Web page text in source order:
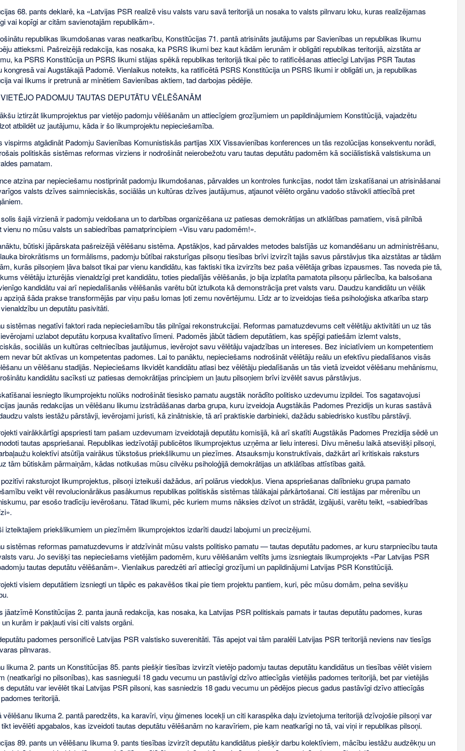
68. pants deklarē, ka «Latvijas PSR realizē visu valsts varu savā teritorijā un nosaka to valsts pilnvaru loku, kuras realizējamas
vai kopīgi ar citām savienotajām republikām».
republikas likumdošanas varas neatkarību, Konstitūcijas 71. pantā atrisināts jautājums par Savienības un republikas likumu
attieksmi. Pašreizējā redakcija, kas nosaka, ka PSRS likumi bez kaut kādām ierunām ir obligāti republikas teritorijā, aizstāta ar
ka PSRS Konstitūcija un PSRS likumi stājas spēkā republikas teritorijā tikai pēc to ratificēšanas attiecīgi Latvijas PSR Tautas
kongresā vai Augstākajā Padomē. Vienlaikus noteikts, ka ratificētā PSRS Konstitūcija un PSRS likumi ir obligāti un, ja republikas
vai likums ir pretrunā ar minētiem Savienības aktiem, tad darbojas pēdējie.
PADOMJU TAUTAS DEPUTĀTU VĒLĒŠANĀM
iztirzāt likumprojektus par vietējo padomju vēlēšanām un attiecīgiem grozījumiem un papildinājumiem Konstitūcijā, vajadzētu
atbildēt uz jautājumu, kāda ir šo likumprojektu nepieciešamība.
vispirms atgādināt Padomju Savienības Komunistiskās partijas XIX Vissavienības konferences un tās rezolūcijas konsekventu norādi,
politiskās sistēmas reformas virziens ir nodrošināt neierobežotu varu tautas deputātu padomēm kā sociālistiskā valstiskuma un
pamatam.
atzina par nepieciešamu nostiprināt padomju likumdošanas, pārvaldes un kontroles funkcijas, nodot tām izskatīšanai un atrisināšanai
valsts dzīves saimnieciskās, sociālās un kultūras dzīves jautājumus, atjaunot vēlēto orgānu vadošo stāvokli attiecībā pret
šajā virzienā ir padomju veidošana un to darbības organizēšana uz patiesas demokrātijas un atklātības pamatiem, visā pilnībā
vienu no mūsu valsts un sabiedrības pamatprincipiem «Visu varu padomēm!».
būtiski jāpārskata pašreizējā vēlēšanu sistēma. Apstākļos, kad pārvaldes metodes balstījās uz komandēšanu un administrēšanu,
birokrātisms un formālisms, padomju būtībai raksturīgas pilsoņu tiesības brīvi izvirzīt tajās savus pārstāvjus tika aizstātas ar tādām
kurās pilsoņiem ļāva balsot tikai par vienu kandidātu, kas faktiski tika izvirzīts bez paša vēlētāja gribas izpausmes. Tas noveda pie tā,
vēlētāju izturējās vienaldzīgi pret kandidātu, toties piedalījās vēlēšanās, jo bija izplatīta pamatota pilsoņu pārliecība, ka balsošana
kandidātu vai arī nepiedalīšanās vēlēšanās varētu būt iztulkota kā demonstrācija pret valsts varu. Daudzu kandidātu un vēlāk
apziņā šāda prakse transformējās par viņu pašu lomas ļoti zemu novērtējumu. Līdz ar to izveidojas tieša psiholoģiska atkarība starp
un deputātu pasivitāti.
sistēmas negatīvi faktori rada nepieciešamību tās pilnīgai rekonstrukcijai. Reformas pamatuzdevums celt vēlētāju aktivitāti un uz tās
uzlabot deputātu korpusa kvalitatīvo līmeni. Padomēs jābūt tādiem deputātiem, kas spējīgi patiešām izlemt valsts,
sociālās un kultūras celtniecības jautājumus, ievērojot savu vēlētāju vajadzības un intereses. Bez iniciatīviem un kompetentiem
nevar būt aktīvas un kompetentas padomes. Lai to panāktu, nepieciešams nodrošināt vēlētāju reālu un efektīvu piedalīšanos visās
un vēlēšanu stadijās. Nepieciešams likvidēt kandidātu atlasi bez vēlētāju piedalīšanās un tās vietā izveidot vēlēšanu mehānismu,
kandidātu sacīksti uz patiesas demokrātijas principiem un ļautu pilsoņiem brīvi izvēlēt savus pārstāvjus.
iesniegto likumprojektu nolūks nodrošināt tiesisko pamatu augstāk norādīto politisko uzdevumu izpildei. Tos sagatavojusi
jaunās redakcijas un vēlēšanu likumu izstrādāšanas darba grupa, kuru izveidoja Augstākās Padomes Prezidijs un kuras sastāvā
valsts iestāžu pārstāvji, ievērojami juristi, kā zinātniskie, tā arī praktiskie darbinieki, dažādu sabiedrisko kustību pārstāvji.
vairākkārtīgi apspriesti tam pašam uzdevumam izveidotajā deputātu komisijā, kā arī skatīti Augstākās Padomes Prezidija sēdē un
tautas apspriešanai. Republikas iedzīvotāji publicētos likumprojektus uzņēma ar lielu interesi. Divu mēnešu laikā atsevišķi pilsoņi,
kolektīvi atsūtīja vairākus tūkstošus priekšlikumu un piezīmes. Atsauksmju konstruktīvais, dažkārt arī kritiskais raksturs
tām būtiskām pārmaiņām, kādas notikušas mūsu cilvēku psiholoģijā demokrātijas un atklātības attīstības gaitā.
raksturojot likumprojektus, pilsoņi izteikuši dažādus, arī polārus viedokļus. Viena apspriešanas dalībnieku grupa pamato
veikt vēl revolucionārākus pasākumus republikas politiskās sistēmas tālākajai pārkārtošanai. Citi iestājas par mērenību un
par esošo tradīciju ievērošanu. Tātad likumi, pēc kuriem mums nāksies dzīvot un strādāt, izgājuši, varētu teikt, «sabiedrības
izteiktajiem priekšlikumiem un piezīmēm likumprojektos izdarīti daudzi labojumi un precizējumi.
sistēmas reformas pamatuzdevums ir atdzīvināt mūsu valsts politisko pamatu — tautas deputātu padomes, ar kuru starpniecību tauta
varu. Jo sevišķi tas nepieciešams vietējām padomēm, kuru vēlēšanām veltīts jums izsniegtais likumprojekts «Par Latvijas PSR
tautas deputātu vēlēšanām». Vienlaikus paredzēti arī attiecīgi grozījumi un papildinājumi Latvijas PSR Konstitūcijā.
visiem deputātiem izsniegti un tāpēc es pakavēšos tikai pie tiem projektu pantiem, kuri, pēc mūsu domām, pelna sevišķu
jāatzīmē Konstitūcijas 2. panta jaunā redakcija, kas nosaka, ka Latvijas PSR politiskais pamats ir tautas deputātu padomes, kuras
kurām ir pakļauti visi citi valsts orgāni.
padomes personificē Latvijas PSR valstisko suverenitāti. Tās apejot vai tām paralēli Latvijas PSR teritorijā neviens nav tiesīgs
pilnvaras.
likuma 2. pants un Konstitūcijas 85. pants piešķir tiesības izvirzīt vietējo padomju tautas deputātu kandidātus un tiesības vēlēt visiem
(neatkarīgi no pilsonības), kas sasnieguši 18 gadu vecumu un pastāvīgi dzīvo attiecīgās vietējās padomes teritorijā, bet par vietējās
deputātu var ievēlēt tikai Latvijas PSR pilsoni, kas sasniedzis 18 gadu vecumu un pēdējos piecus gadus pastāvīgi dzīvo attiecīgās
teritorijā.
vēlēšanu likuma 2. pantā paredzēts, ka karavīri, viņu ģimenes locekļi un citi karaspēka daļu izvietojuma teritorijā dzīvojošie pilsoņi var
ievēlēti apgabalos, kas izveidoti tautas deputātu vēlēšanām no karavīriem, pie kam neatkarīgi no tā, vai viņi ir republikas pilsoņi.
89. pants un vēlēšanu likuma 9. pants tiesības izvirzīt deputātu kandidātus piešķir darbu kolektīviem, mācību iestāžu audzēkņu un